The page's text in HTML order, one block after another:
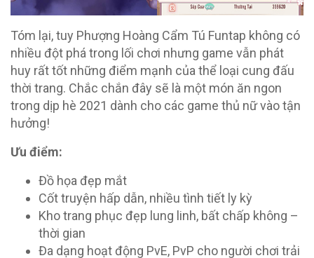
Tóm lại, tuy Phượng Hoàng Cẩm Tú Funtap không có
nhiều đột phá trong lối chơi nhưng game vẫn phát
huy rất tốt những điểm mạnh của thể loại cung đấu
thời trang. Chắc chắn đây sẽ là một món ăn ngon
trong dịp hè 2021 dành cho các game thủ nữ vào tận
hưởng!
Ưu điểm:
Đồ họa đẹp mắt
Cốt truyện hấp dẫn, nhiều tình tiết ly kỳ
Kho trang phục đẹp lung linh, bất chấp không –
thời gian
Đa dạng hoạt động PvE, PvP cho người chơi trải